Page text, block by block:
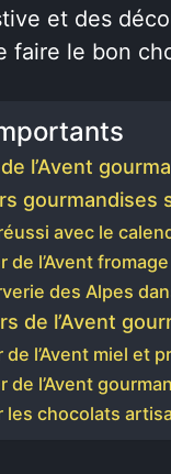
et des
faire le bon
l’Avent
gourmandises
avec le
de l’Avent
des Alpes
de l’Avent
de l’Avent miel et
de l’Avent
les chocolats